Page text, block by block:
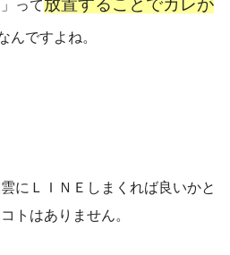
って放置することでカレが
んですよね。
にＬＩＮＥしまくれば良いかと
トはありません。